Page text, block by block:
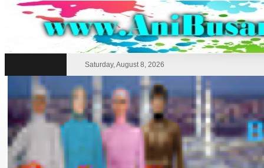
Saturday, August 8, 2026